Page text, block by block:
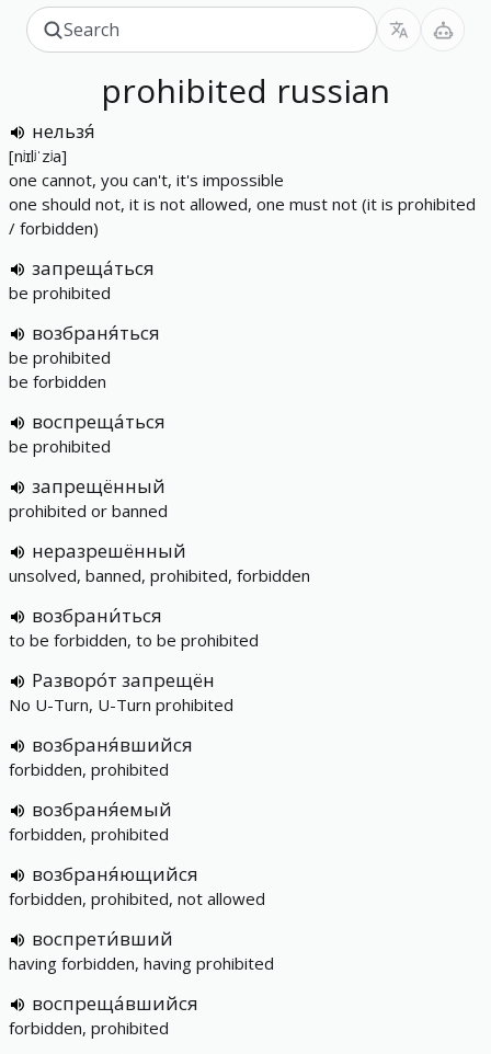
prohibited russian
нельзя́
[nʲɪlʲˈzʲa]
one cannot, you can't, it's impossible
one should not, it is not allowed, one must not (it is prohibited
/ forbidden)
запреща́ться
be prohibited
возбраня́ться
be prohibited
be forbidden
воспреща́ться
be prohibited
запрещённый
prohibited or banned
неразрешённый
unsolved, banned, prohibited, forbidden
возбрани́ться
to be forbidden, to be prohibited
Разворо́т запрещён
No U-Turn, U-Turn prohibited
возбраня́вшийся
forbidden, prohibited
возбраня́емый
forbidden, prohibited
возбраня́ющийся
forbidden, prohibited, not allowed
воспрети́вший
having forbidden, having prohibited
воспреща́вшийся
forbidden, prohibited